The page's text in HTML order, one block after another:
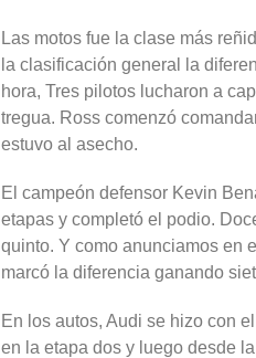
Las motos fue la clase más
la clasificación general la
hora, Tres pilotos lucharon a
tregua. Ross comenzó
estuvo al asecho.
El campeón defensor Kevin
etapas y completó el podio.
quinto. Y como anunciamos en
marcó la diferencia ganando
En los autos, Audi se hizo con
en la etapa dos y luego desde